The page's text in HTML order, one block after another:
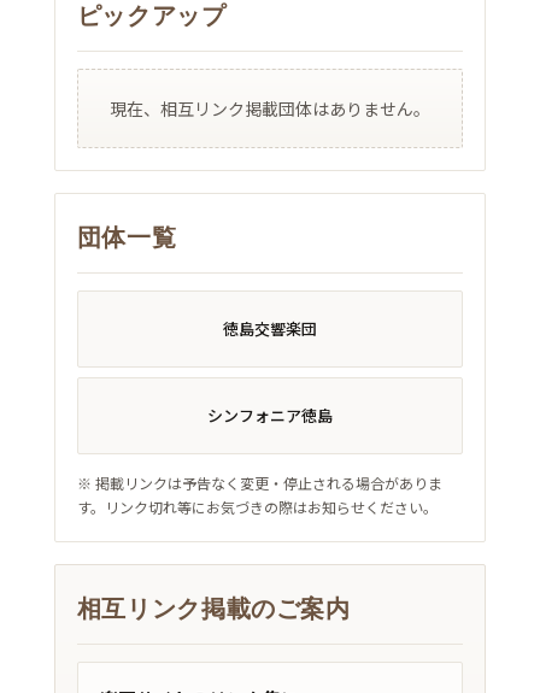
ピックアップ
現在、相互リンク掲載団体はありません。
団体一覧
徳島交響楽団
シンフォニア徳島
※ 掲載リンクは予告なく変更・停止される場合がありま
す。リンク切れ等にお気づきの際はお知らせください。
相互リンク掲載のご案内